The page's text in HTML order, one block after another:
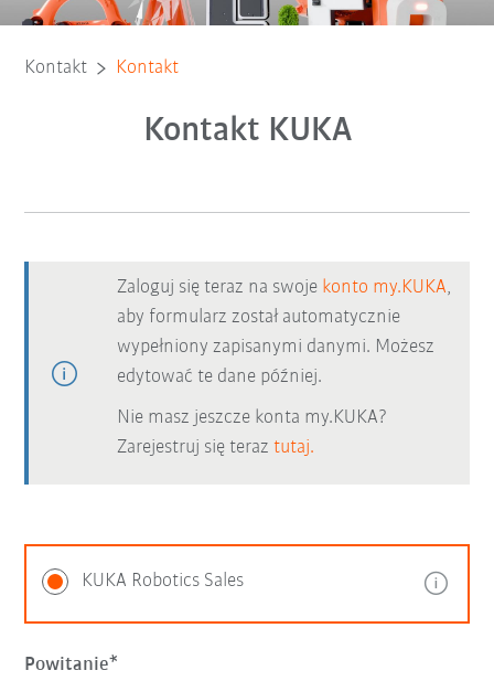
Kontakt Kontakt
Kontakt KUKA
Zaloguj się teraz na swoje konto my.KUKA,
aby formularz został automatycznie
wypełniony zapisanymi danymi. Możesz
edytować te dane później.
Nie masz jeszcze konta my.KUKA?
Zarejestruj się teraztutaj.
KUKA Robotics Sales
Powitanie